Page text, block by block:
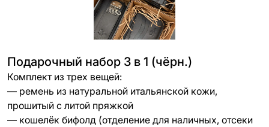
Подарочный набор 3 в 1 (чёрн.)
Комплект из трех вещей:
— ремень из натуральной итальянской кожи,
прошитый с литой пряжкой
— кошелёк бифолд (отделение для наличных, отсеки